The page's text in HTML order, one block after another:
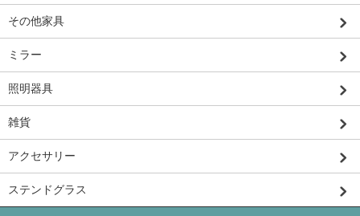
その他家具
ミラー
照明器具
雑貨
アクセサリー
ステンドグラス